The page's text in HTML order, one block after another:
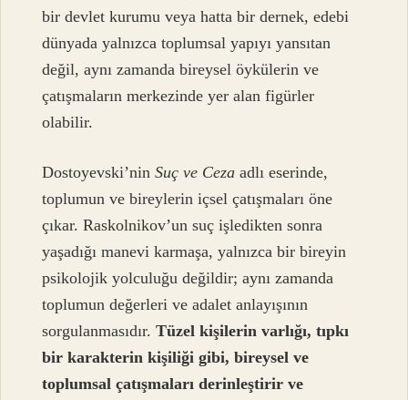
bir devlet kurumu veya hatta bir dernek, edebi
dünyada yalnızca toplumsal yapıyı yansıtan
değil, aynı zamanda bireysel öykülerin ve
çatışmaların merkezinde yer alan figürler
olabilir.
Dostoyevski’ninSuç ve Ceza adlı eserinde,
toplumun ve bireylerin içsel çatışmaları öne
çıkar. Raskolnikov’un suç işledikten sonra
yaşadığı manevi karmaşa, yalnızca bir bireyin
psikolojik yolculuğu değildir; aynı zamanda
toplumun değerleri ve adalet anlayışının
sorgulanmasıdır.Tüzel kişilerin varlığı, tıpkı
bir karakterin kişiliği gibi, bireysel ve
toplumsal çatışmaları derinleştirir ve